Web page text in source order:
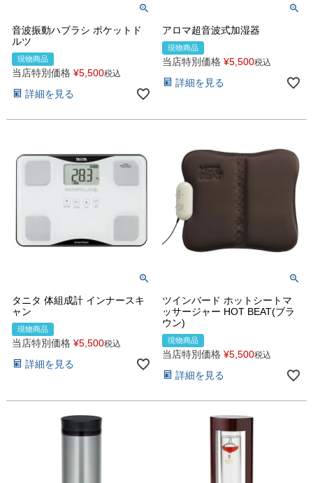
音波振動ハブラシ ポケットド
ルツ
現物商品
当店特別価格 ¥5,500税込
詳細を見る
アロマ超音波式加湿器
現物商品
当店特別価格 ¥5,500税込
詳細を見る
タニタ 体組成計 インナースキ
ャン
現物商品
当店特別価格 ¥5,500税込
詳細を見る
ツインバード ホットシートマ
ッサージャー HOT BEAT(ブラ
ウン)
現物商品
当店特別価格 ¥5,500税込
詳細を見る